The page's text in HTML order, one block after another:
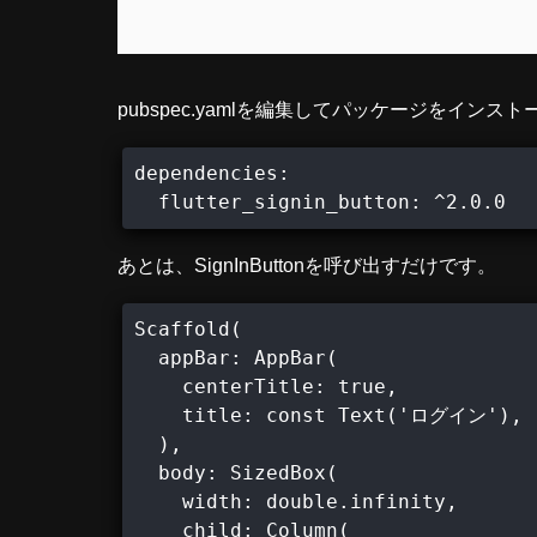
pubspec.yamlを編集してパッケージをインスト
dependencies:
  flutter_signin_button: ^2.0.0
あとは、SignInButtonを呼び出すだけです。
Scaffold(
  appBar: AppBar(
    centerTitle: true,
    title: const Text('ログイン'),
  ),
  body: SizedBox(
    width: double.infinity,
    child: Column(